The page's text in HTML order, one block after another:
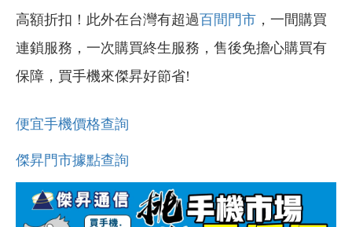
高額折扣！此外在台灣有超過百間門市 ，一間購買
連鎖服務，一次購買終生服務，售後免擔心購買有
保障，買手機來傑昇好節省!
便宜手機價格查詢
傑昇門市據點查詢